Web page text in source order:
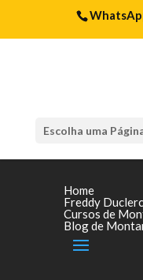
Escolha uma
Home
Freddy Duclerc
Cursos de
Blog de